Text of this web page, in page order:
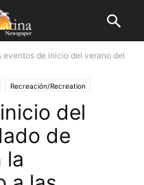
eventos de inicio del verano del
Recreación/Recreation
del
de
la